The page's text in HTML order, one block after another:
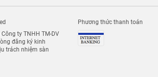
ty TNHH TM-DV
đăng ký kinh
trách nhiệm sàn
Phương thức thanh toán